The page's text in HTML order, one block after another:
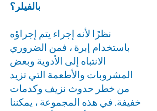
بالفيلر؟
نظرًا لأنه إجراء يتم إجراؤه
باستخدام إبرة ، فمن الضروري
الانتباه إلى الأدوية وبعض
المشروبات والأطعمة التي تزيد
من خطر حدوث نزيف وكدمات
خفيفة. في هذه المجموعة ، يمكننا